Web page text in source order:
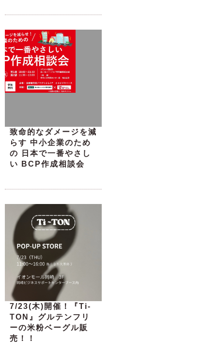
致命的なダメージを減
らす 中小企業のため
の 日本で一番やさし
い BCP作成相談会
7/23(木)開催！『Ti-
TON』グルテンフリ
ーの米粉ベーグル販
売！！